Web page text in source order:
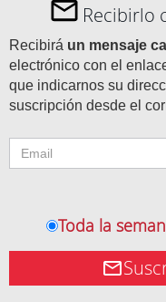
Recibirlo
Recibirá un mensaje
electrónico con el
que indicarnos su
suscripción desde el
Toda la